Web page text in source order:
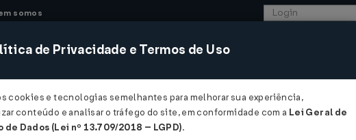
somos
CONSULTORIA SISTEMAS COMÉRCIO EXTERIOR
FEIRA DE CINZAS...
de Privacidade e Termos de Uso
cookies e tecnologias semelhantes para melhorar sua experiência,
conteúdo e analisar o tráfego do site, em conformidade com a Lei Geral de
de Dados (Lei nº 13.709/2018 – LGPD).